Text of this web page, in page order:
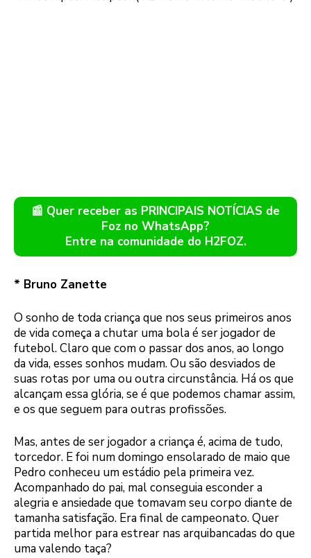
📰 Quer receber as PRINCIPAIS NOTÍCIAS de
Foz no WhatsApp?
Entre na comunidade do H2FOZ.
* Bruno Zanette
O sonho de toda criança que nos seus primeiros anos
de vida começa a chutar uma bola é ser jogador de
futebol. Claro que com o passar dos anos, ao longo
da vida, esses sonhos mudam. Ou são desviados de
suas rotas por uma ou outra circunstância. Há os que
alcançam essa glória, se é que podemos chamar assim,
e os que seguem para outras profissões.
Mas, antes de ser jogador a criança é, acima de tudo,
torcedor. E foi num domingo ensolarado de maio que
Pedro conheceu um estádio pela primeira vez.
Acompanhado do pai, mal conseguia esconder a
alegria e ansiedade que tomavam seu corpo diante de
tamanha satisfação. Era final de campeonato. Quer
partida melhor para estrear nas arquibancadas do que
uma valendo taça?